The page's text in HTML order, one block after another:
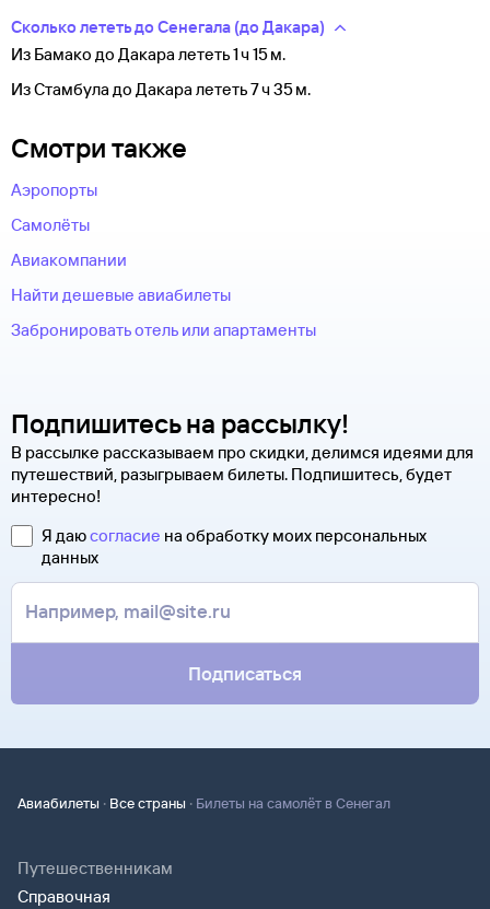
Сколько лететь до Сенегала (до Дакара)
Из Бамако до Дакара лететь 1 ч 15 м.
Из Стамбула до Дакара лететь 7 ч 35 м.
Смотри также
Аэропорты
Самолёты
Авиакомпании
Найти дешевые авиабилеты
Забронировать отель или апартаменты
Подпишитесь на рассылку!
В рассылке рассказываем про скидки, делимся идеями для
путешествий, разыгрываем билеты. Подпишитесь, будет
интересно!
Я даюсогласие на обработку моих персональных
данных
Подписаться
Авиабилеты · Все страны · Билеты на самолёт в Сенегал
Путешественникам
Справочная